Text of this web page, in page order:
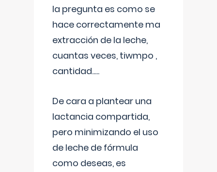
la pregunta es como se
hace correctamente ma
extracción de la leche,
cuantas veces, tiwmpo ,
cantidad.....
De cara a plantear una
lactancia compartida,
pero minimizando el uso
de leche de fórmula
como deseas, es